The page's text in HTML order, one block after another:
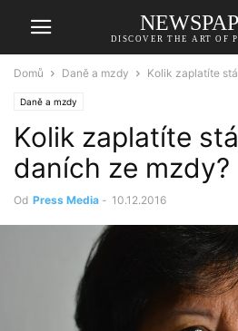
DISCOVER THE ART OF
Domů Daně a mzdy Kolik zaplatíte
Daně a mzdy
Kolik zaplatíte
daních ze mzdy?
Od Press Media - 10.12.2016